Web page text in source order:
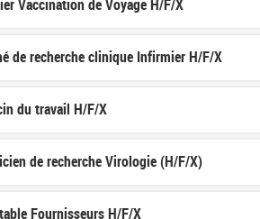
Vaccination de Voyage H/F/X
de recherche clinique Infirmier H/F/X
du travail H/F/X
de recherche Virologie (H/F/X)
Fournisseurs H/F/X